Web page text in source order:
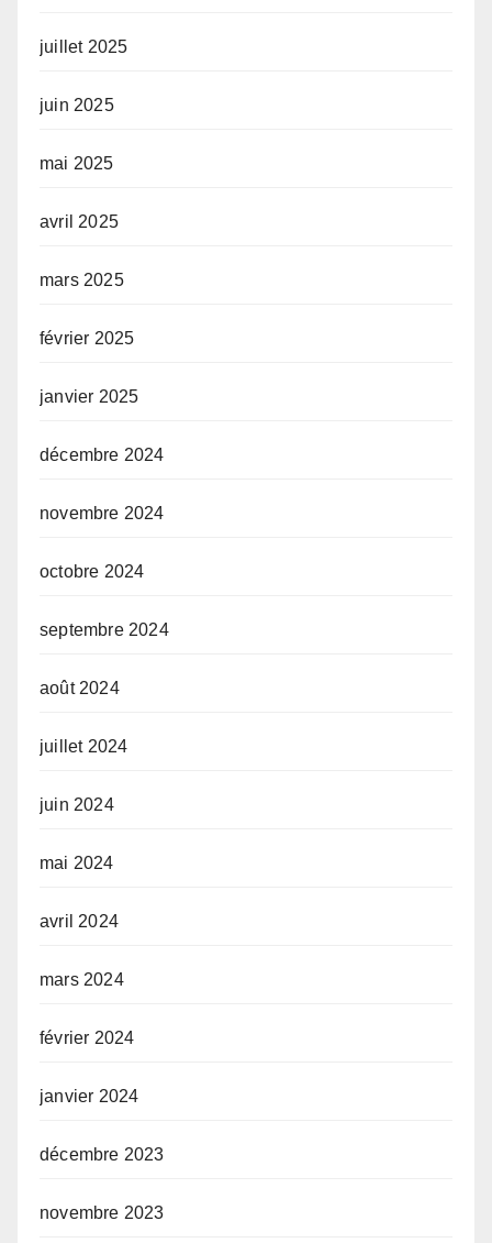
juillet 2025
juin 2025
mai 2025
avril 2025
mars 2025
février 2025
janvier 2025
décembre 2024
novembre 2024
octobre 2024
septembre 2024
août 2024
juillet 2024
juin 2024
mai 2024
avril 2024
mars 2024
février 2024
janvier 2024
décembre 2023
novembre 2023